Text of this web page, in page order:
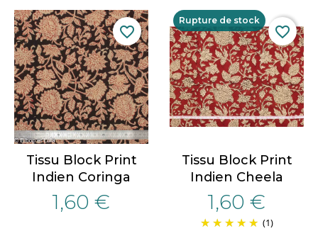
Tissu Block Print
Indien Coringa
1,60 €
favorite_border
Tissu Block Print
Indien Cheela
1,60 €
(1)
Rupture de stock
favorite_border